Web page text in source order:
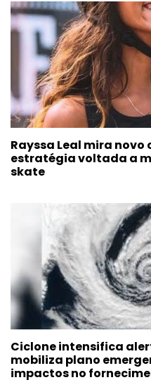
Rayssa Leal mira
estratégia voltada a
skate
Ciclone intensifica
mobiliza plano
impactos no